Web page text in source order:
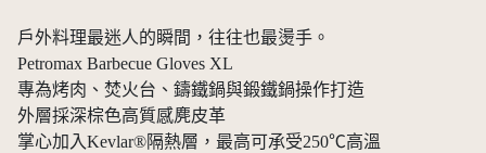
戶外料理最迷人的瞬間，往往也最燙手。
Petromax Barbecue Gloves XL
專為烤肉、焚火台、鑄鐵鍋與鍛鐵鍋操作打造
外層採深棕色高質感麂皮革
掌心加入Kevlar®隔熱層，最高可承受250℃高溫